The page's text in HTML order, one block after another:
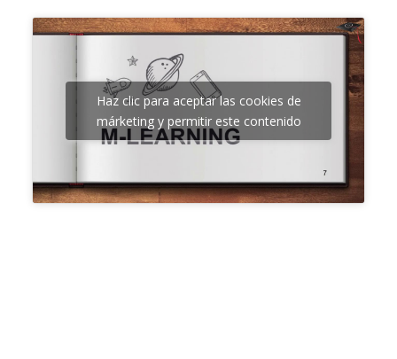
Haz clic para aceptar las cookies de
márketing y permitir este contenido